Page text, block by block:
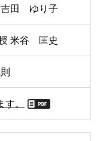
吉田 ゆり子
米谷 匡史
。